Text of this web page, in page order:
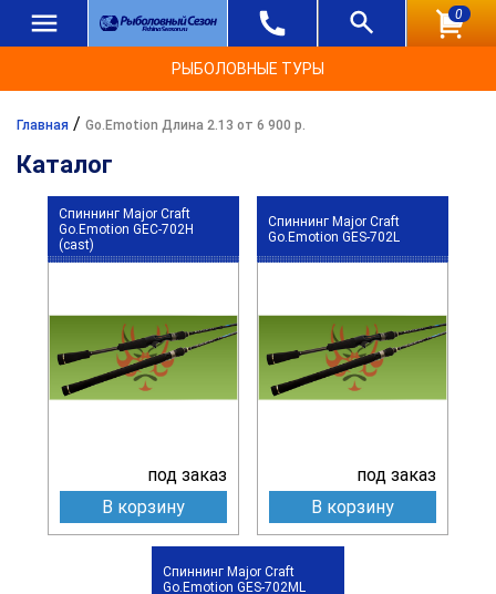
0
РЫБОЛОВНЫЕ ТУРЫ
Главная / Go.Emotion Длина 2.13 от 6 900 р.
Каталог
Спиннинг Major Craft
Go.Emotion GEC-702H
(cast)
под заказ
В корзину
Спиннинг Major Craft
Go.Emotion GES-702L
под заказ
В корзину
Спиннинг Major Craft
Go.Emotion GES-702ML